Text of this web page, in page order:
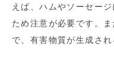
えば、ハムやソーセー
ため注意が必要です。
で、有害物質が生成され